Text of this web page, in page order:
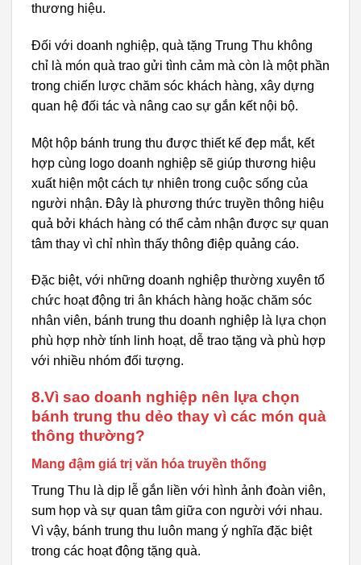
thương hiệu.
Đối với doanh nghiệp, quà tặng Trung Thu không
chỉ là món quà trao gửi tình cảm mà còn là một phần
trong chiến lược chăm sóc khách hàng, xây dựng
quan hệ đối tác và nâng cao sự gắn kết nội bộ.
Một hộp bánh trung thu được thiết kế đẹp mắt, kết
hợp cùng logo doanh nghiệp sẽ giúp thương hiệu
xuất hiện một cách tự nhiên trong cuộc sống của
người nhận. Đây là phương thức truyền thông hiệu
quả bởi khách hàng có thể cảm nhận được sự quan
tâm thay vì chỉ nhìn thấy thông điệp quảng cáo.
Đặc biệt, với những doanh nghiệp thường xuyên tổ
chức hoạt động tri ân khách hàng hoặc chăm sóc
nhân viên, bánh trung thu doanh nghiệp là lựa chọn
phù hợp nhờ tính linh hoạt, dễ trao tặng và phù hợp
với nhiều nhóm đối tượng.
8.Vì sao doanh nghiệp nên lựa chọn
bánh trung thu dẻo thay vì các món quà
thông thường?
Mang đậm giá trị văn hóa truyền thống
Trung Thu là dịp lễ gắn liền với hình ảnh đoàn viên,
sum họp và sự quan tâm giữa con người với nhau.
Vì vậy, bánh trung thu luôn mang ý nghĩa đặc biệt
trong các hoạt động tặng quà.